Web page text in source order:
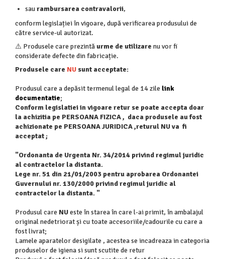
saurambursarea contravalorii,
conform legislației în vigoare, după verificarea produsului de
către service-ul autorizat.
⚠️ Produsele care prezintăurme de utilizare nu vor fi
considerate defecte din fabricație.
Produsele care NU sunt acceptate:
Produsul care a depăsit termenul legal de 14 zile link
documentatie;
Conform legislatiei in vigoare retur se poate accepta doar
la achizitia pe PERSOANA FIZICA , daca produsele au fost
achizionate pe PERSOANA JURIDICA ,returul NU va fi
acceptat ;
"Ordonanta de Urgenta Nr. 34/2014 privind regimul juridic
al contractelor la distanta.
Lege nr. 51 din 21/01/2003 pentru aprobarea Ordonantei
Guvernului nr. 130/2000 privind regimul juridic al
contractelor la distanta. "
Produsul care NUeste în starea în care l-ai primit, în ambalajul
original nedetriorat și cu toate accesoriile/cadourile cu care a
fost livrat;
Lamele aparatelor desigilate , acestea se incadreaza in categoria
produselor de igiena si sunt scutite de retur